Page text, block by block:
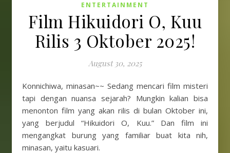
ENTERTAINMENT
Film Hikuidori O, Kuu
Rilis 3 Oktober 2025!
August 30, 2025
Konnichiwa, minasan~~ Sedang mencari film misteri
tapi dengan nuansa sejarah? Mungkin kalian bisa
menonton film yang akan rilis di bulan Oktober ini,
yang berjudul “Hikuidori O, Kuu.” Dan film ini
mengangkat burung yang familiar buat kita nih,
minasan, yaitu kasuari.